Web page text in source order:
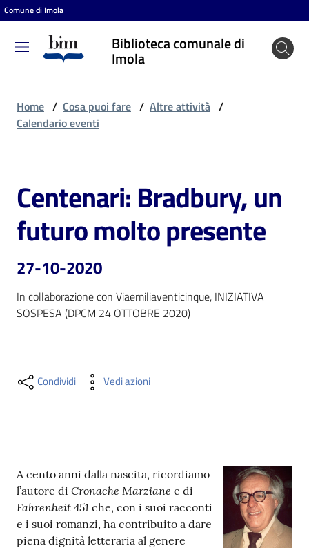
Vai al contenuto
Vai alla navigazione
Vai al footer
Comune di Imola
Biblioteca comunale di
Imola
Biblioteca
comunale
Cosa
puoi
fare
Scopri
i
Risorse
Casa
Piani
Home / Cosa puoi fare / Altre attività /
Calendario eventi
Salta al contenuto
Centenari: Bradbury, un
futuro molto presente
27-10-2020
In collaborazione con Viaemiliaventicinque, INIZIATIVA
SOSPESA (DPCM 24 OTTOBRE 2020)
Condividi Vedi azioni
A cento anni dalla nascita, ricordiamo
l’autore di Cronache Marziane e di
Fahrenheit 451 che, con i suoi racconti
e i suoi romanzi, ha contribuito a dare
piena dignità letteraria al genere